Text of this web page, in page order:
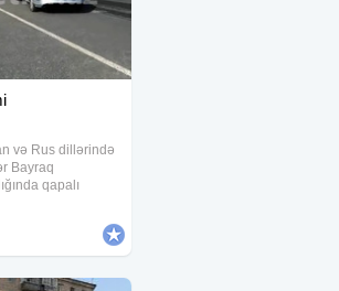
və Rus dillərində
Bayraq
qapalı
keçmə
sonra şəhərə